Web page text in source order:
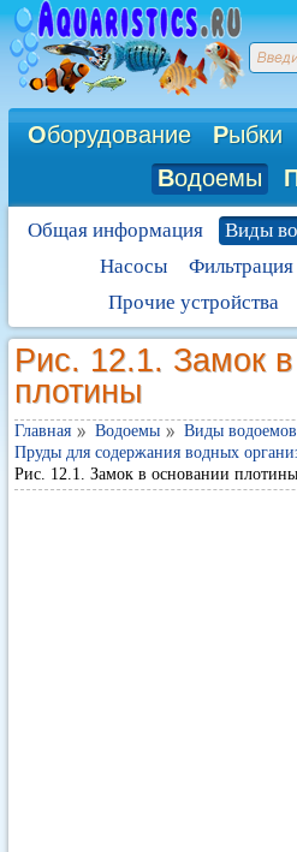
Оборудование Рыбки
Водоемы
Общая информация Виды
Насосы
Прочие устройства
Рис. 12.1. Замок
плотины
Главная Водоемы
Виды водоемов
Пруды для содержания водных
Рис. 12.1. Замок в основании плотины